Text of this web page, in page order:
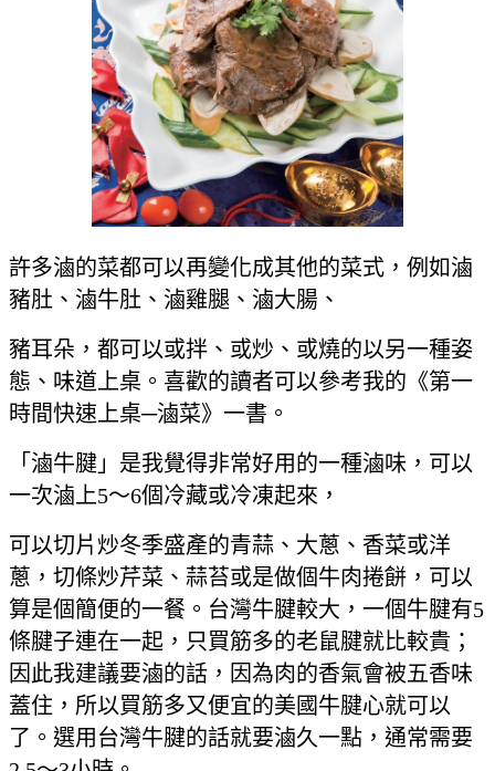
許多滷的菜都可以再變化成其他的菜式，例如滷
豬肚、滷牛肚、滷雞腿、滷大腸、
豬耳朵，都可以或拌、或炒、或燒的以另一種姿
態、味道上桌。喜歡的讀者可以參考我的《第一
時間快速上桌─滷菜》一書。
「滷牛腱」是我覺得非常好用的一種滷味，可以
一次滷上5～6個冷藏或冷凍起來，
可以切片炒冬季盛產的青蒜、大蔥、香菜或洋
蔥，切條炒芹菜、蒜苔或是做個牛肉捲餅，可以
算是個簡便的一餐。台灣牛腱較大，一個牛腱有5
條腱子連在一起，只買筋多的老鼠腱就比較貴；
因此我建議要滷的話，因為肉的香氣會被五香味
蓋住，所以買筋多又便宜的美國牛腱心就可以
了。選用台灣牛腱的話就要滷久一點，通常需要